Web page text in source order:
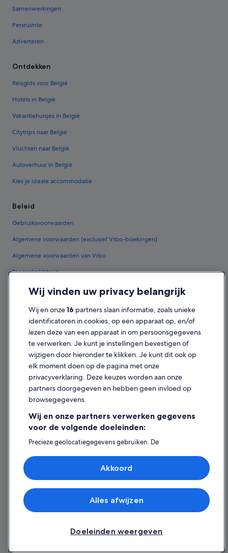
Samenwerkingen
Persruimte
Adverteren
Ontdekken
Reisgids voor België
Hotels in België
Vakantiehuisjes in België
Citytrips naar België
Vluchten naar België
Autoverhuur in België
Kies je ideale accommodatie
Beleid
Gebruiksvoorwaarden
Algemene voorwaarden (exclusief Vrbo-boekingen)
Algemene voorwaarden van Vrbo
Toegankelijkheid
Privacy
Juridische informatie/Contact
Inhoudsrichtlijnen en inhoud rapporteren
Ondersteuning
Je boeking wijzigen of annuleren
Restitutieproces en tijdsbestek
Boek een vlucht met airlinetegoed
Internationale reisdocumenten
Expedia, Inc. is niet verantwoordelijk voor de inhoud op externe websites.
© 2026 Expedia, Inc. - een bedrijf van Expedia Group. Alle rechten
voorbehouden. Expedia en het Expedia-logo zijn handelsmerken of
Wij vinden uw privacy belangrijk
Wij en onze16 partners slaan informatie, zoals unieke
identificatoren in cookies, op een apparaat op, en/of
lezen deze van een apparaat in om persoonsgegevens
te verwerken. Je kunt je instellingen bevestigen of
wijzigen door hieronder te klikken. Je kunt dit ook op
elk moment doen op de pagina met onze
privacyverklaring. Deze keuzes worden aan onze
partners doorgegeven en hebben geen invloed op
browsegegevens.
Wij en onze partners verwerken gegevens
voor de volgende doeleinden:
Precieze geolocatiegegevens gebruiken. De
Informatie op een apparaat opslaan en/of openen.
Gepersonaliseerde advertenties en content, advertentie-
en contentmetingen, doelgroepenonderzoek en
Partnerlijst (derden)
Doeleinden weergeven
Alles afwijzen
Akkoord